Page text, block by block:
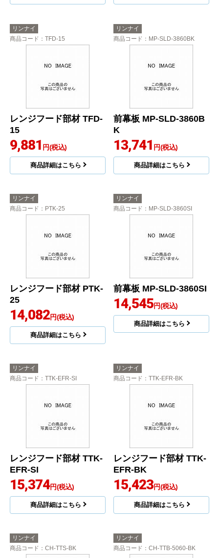
リンナイ
商品コード ：TFD-15
レンジフード部材 TFD-
15
9,881 円(税込)
商品詳細はこちら
リンナイ
商品コード ：MP-SLD-3860BK
前幕板 MP-SLD-3860B
K
13,741 円(税込)
商品詳細はこちら
リンナイ
商品コード ：PTK-25
レンジフード部材 PTK-
25
14,082円(税込)
商品詳細はこちら
リンナイ
商品コード ：MP-SLD-3860SI
前幕板 MP-SLD-3860SI
14,545円(税込)
商品詳細はこちら
リンナイ
商品コード ：TTK-EFR-SI
レンジフード部材 TTK-
EFR-SI
15,374円(税込)
商品詳細はこちら
リンナイ
商品コード ：TTK-EFR-BK
レンジフード部材 TTK-
EFR-BK
15,423円(税込)
商品詳細はこちら
リンナイ
商品コード ：CH-TTS-BK
リンナイ
商品コード ：CH-TTB-5060-BK